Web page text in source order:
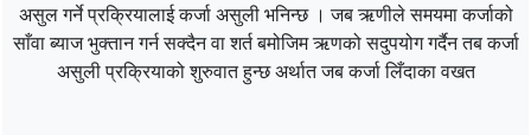
असुल गर्ने प्रक्रियालाई कर्जा असुली भनिन्छ । जब ऋणीले समयमा कर्जाको
साँवा ब्याज भुक्तान गर्न सक्दैन वा शर्त बमोजिम ऋणको सदुपयोग गर्दैन तब कर्जा
असुली प्रक्रियाको शुरुवात हुन्छ अर्थात जब कर्जा लिँदाका वखत